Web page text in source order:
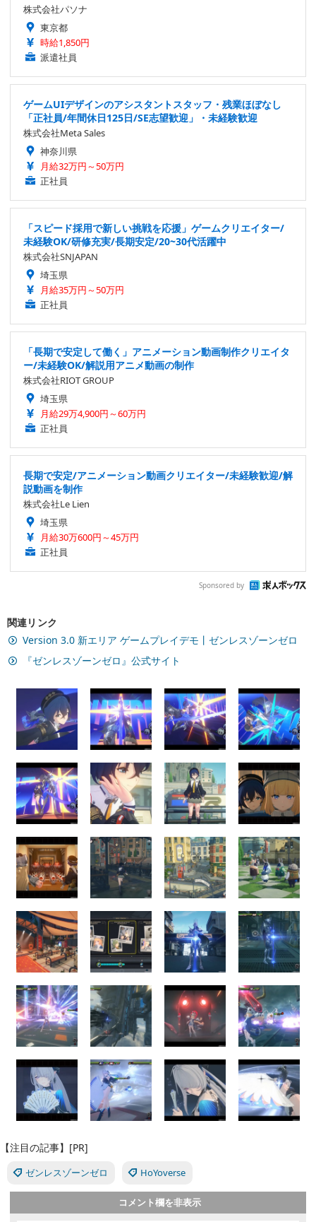
株式会社パソナ
東京都
時給1,850円
派遣社員
ゲームUIデザインのアシスタントスタッフ・残業ほぼなし
「正社員/年間休日125日/SE志望歓迎」・未経験歓迎
株式会社Meta Sales
神奈川県
月給32万円～50万円
正社員
「スピード採用で新しい挑戦を応援」ゲームクリエイター/
未経験OK/研修充実/長期安定/20~30代活躍中
株式会社SNJAPAN
埼玉県
月給35万円～50万円
正社員
「長期で安定して働く」アニメーション動画制作クリエイタ
ー/未経験OK/解説用アニメ動画の制作
株式会社RIOT GROUP
埼玉県
月給29万4,900円～60万円
正社員
長期で安定/アニメーション動画クリエイター/未経験歓迎/解
説動画を制作
株式会社Le Lien
埼玉県
月給30万600円～45万円
正社員
Sponsored by
関連リンク
Version 3.0 新エリア ゲームプレイデモ丨ゼンレスゾーンゼロ
『ゼンレスゾーンゼロ』公式サイト
【注目の記事】[PR]
ゼンレスゾーンゼロ HoYoverse
コメント欄を非表示